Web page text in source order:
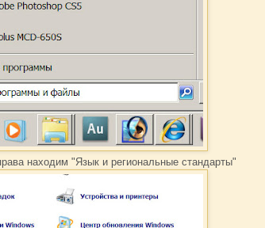
находим "Язык и региональные стандарты"